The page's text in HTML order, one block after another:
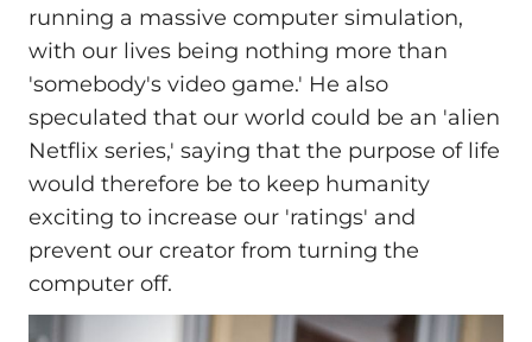
running a massive computer simulation,
with our lives being nothing more than
'somebody's video game.' He also
speculated that our world could be an 'alien
Netflix series,' saying that the purpose of life
would therefore be to keep humanity
exciting to increase our 'ratings' and
prevent our creator from turning the
computer off.